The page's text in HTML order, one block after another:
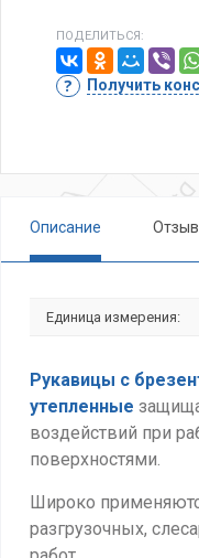
ПОДЕЛИТЬСЯ:
Получить
Описание
Единица измерения:
Рукавицы с
утепленные
воздействий при
поверхностями.
Широко
разгрузочных,